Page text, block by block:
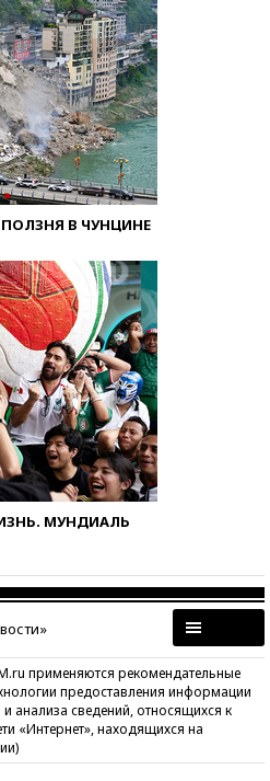
В ЧУНЦИНЕ
МУНДИАЛЬ
применяются рекомендательные
предоставления информации
анализа сведений, относящихся к
«Интернет», находящихся на